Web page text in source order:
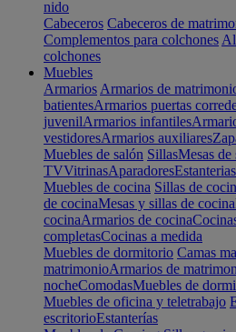
nido
Cabeceros Cabeceros de
Complementos para colchones
colchones
Muebles
Armarios Armarios de
batientesArmarios puertas
juvenilArmarios infantiles
vestidoresArmarios auxiliares
Muebles de salón SillasMesas de
TVVitrinasAparadoresEstanterias
Muebles de cocina Sillas de
de cocinaMesas y sillas de cocina
cocinaArmarios de cocina
completasCocinas a medida
Muebles de dormitorio Camas
matrimonioArmarios de
nocheComodasMuebles de
Muebles de oficina y teletrabajo
escritorioEstanterías